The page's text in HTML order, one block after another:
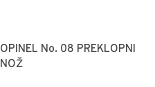
OPINEL No. 08 PREKLOPNI
NOŽ